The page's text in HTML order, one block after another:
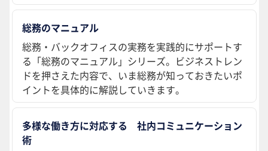
総務のマニュアル
総務・バックオフィスの実務を実践的にサポートす
る「総務のマニュアル」シリーズ。ビジネストレン
ドを押さえた内容で、いま総務が知っておきたいポ
イントを具体的に解説していきます。
多様な働き方に対応する 社内コミュニケーション
術